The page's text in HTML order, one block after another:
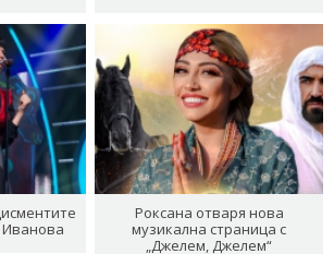
Иванова
Роксана отваря нова
музикална страница с
„Джелем, Джелем“